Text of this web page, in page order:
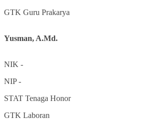
GTK Guru Prakarya
Yusman, A.Md.
NIK -
NIP-
STAT Tenaga Honor
GTK Laboran